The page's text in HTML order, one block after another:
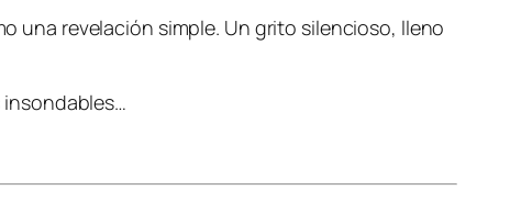
una revelación simple. Un grito silencioso, lleno